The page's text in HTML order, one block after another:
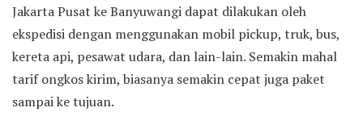
Jakarta Pusat ke Banyuwangi dapat dilakukan oleh
ekspedisi dengan menggunakan mobil pickup, truk, bus,
kereta api, pesawat udara, dan lain-lain. Semakin mahal
tarif ongkos kirim, biasanya semakin cepat juga paket
sampai ke tujuan.